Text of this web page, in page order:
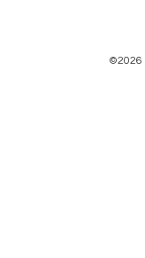
©2026